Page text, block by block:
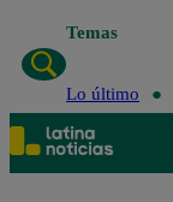
Temas
Lo último